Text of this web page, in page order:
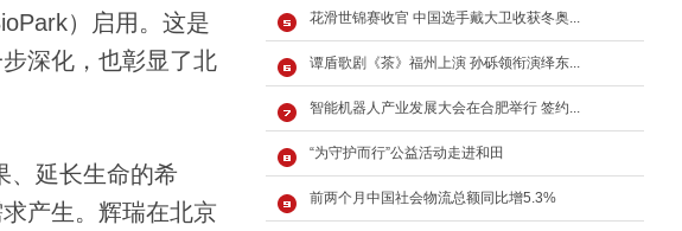
）启用。这是
深化，也彰显了北
延长生命的希
产生。辉瑞在北京
花滑世锦赛收官 中国选手戴大卫收获冬奥...
谭盾歌剧《茶》福州上演 孙砾领衔演绎东...
智能机器人产业发展大会在合肥举行 签约...
“为守护而行”公益活动走进和田
前两个月中国社会物流总额同比增5.3%